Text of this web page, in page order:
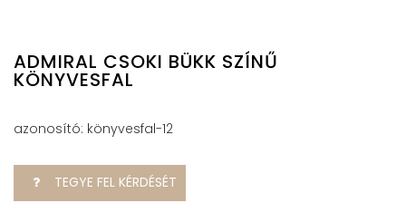
ADMIRAL CSOKI BÜKK SZÍNŰ
KÖNYVESFAL
azonosító: könyvesfal-12
TEGYE FEL KÉRDÉSÉT